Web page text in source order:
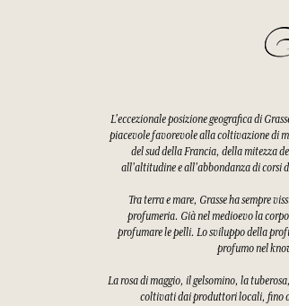
L'eccezionale posizione geografica di
piacevole favorevole alla coltivazione di
del sud della Francia, della mitezza
all'altitudine e all'abbondanza di corsi
Tra terra e mare, Grasse ha sempre
profumeria. Già nel medioevo la
profumare le pelli. Lo sviluppo della
profumo nel
La rosa di maggio, il gelsomino, la
coltivati dai produttori locali, fino